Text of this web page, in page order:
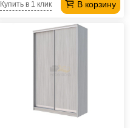
В корзину
Купить в 1 клик